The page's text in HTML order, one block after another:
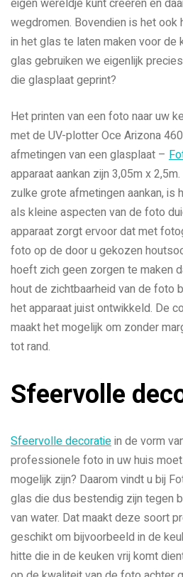
eigen wereldje kunt creëren en
wegdromen. Bovendien is het ook
in het glas te laten maken voor de
glas gebruiken we eigenlijk
die glasplaat geprint?
Het printen van een foto naar uw
met de UV-plotter Oce Arizona
afmetingen van een glasplaat –
apparaat aankan zijn 3,05m x
zulke grote afmetingen aankan, is
als kleine aspecten van de foto
apparaat zorgt ervoor dat met
foto op de door u gekozen
hoeft zich geen zorgen te maken
hout de zichtbaarheid van de foto
het apparaat juist ontwikkeld. De
maakt het mogelijk om zonder
tot rand.
Sfeervolle
Sfeervolle decoratiein de vorm
professionele foto in uw huis
mogelijk zijn? Daarom vindt u bij
glas die dus bestendig zijn tegen
van water. Dat maakt deze soort
geschikt om bijvoorbeeld in de
hitte die in de keuken vrij komt